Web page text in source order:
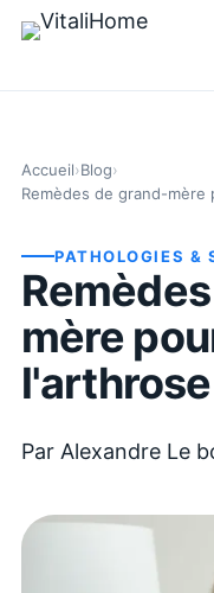
Accueil›Blog›
Remèdes de grand-
PATHOLOGIES &
mère
Par Alexandre Le